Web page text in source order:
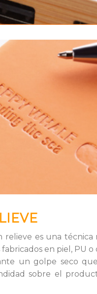
relieve es una
en piel, PU o
un golpe seco
sobre el